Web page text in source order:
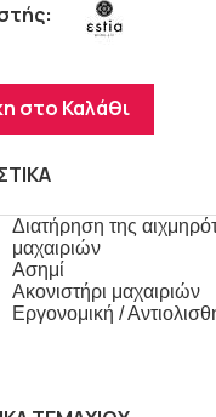
στο Καλάθι
Διατήρηση της
μαχαιριών
Ασημί
Ακονιστήρι μαχαιριών
Εργονομική /